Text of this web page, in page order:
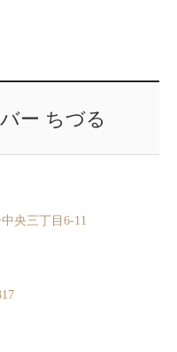
ー ちづる
央三丁目6-11